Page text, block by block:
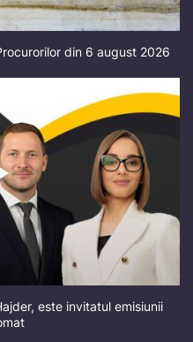
din 6 august 2026
este invitatul emisiunii